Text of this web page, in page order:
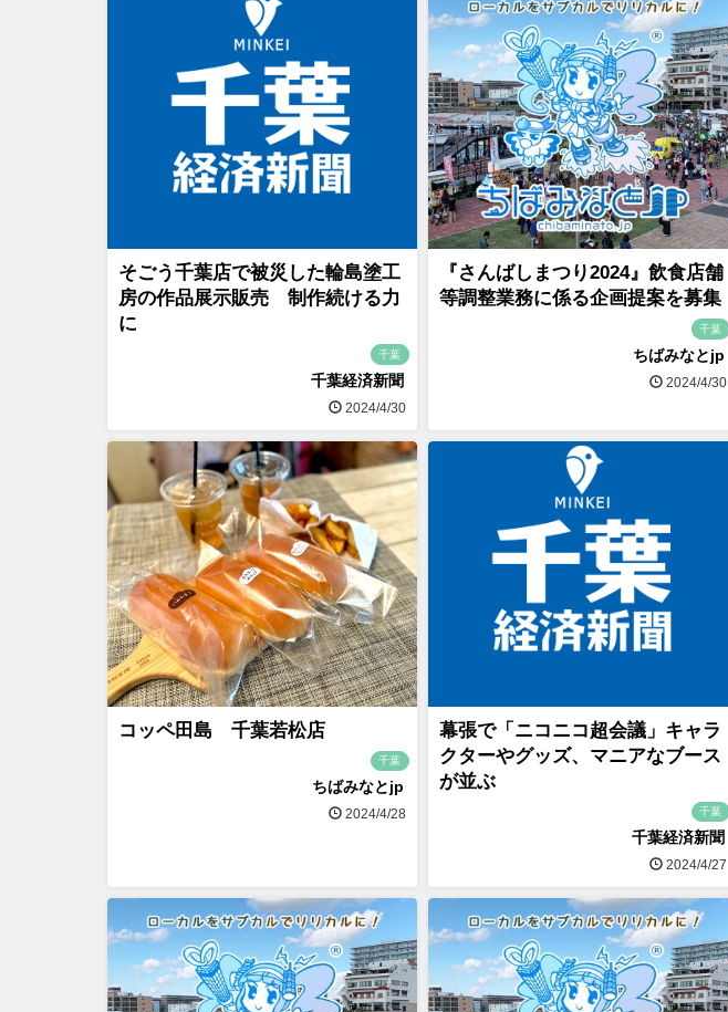
そごう千葉店で被災した輪島塗工
房の作品展示販売 制作続ける力
に
千葉
千葉経済新聞
2024/4/30
『さんばしまつり2024』飲食店舗
等調整業務に係る企画提案を募集
千葉
ちばみなとjp
2024/4/30
コッペ田島 千葉若松店
千葉
ちばみなとjp
2024/4/28
幕張で「ニコニコ超会議」キャラ
クターやグッズ、マニアなブース
が並ぶ
千葉
千葉経済新聞
2024/4/27